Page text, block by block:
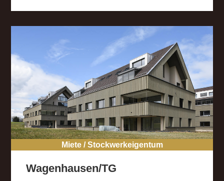
Miete / Stockwerkeigentum
Wagenhausen/TG